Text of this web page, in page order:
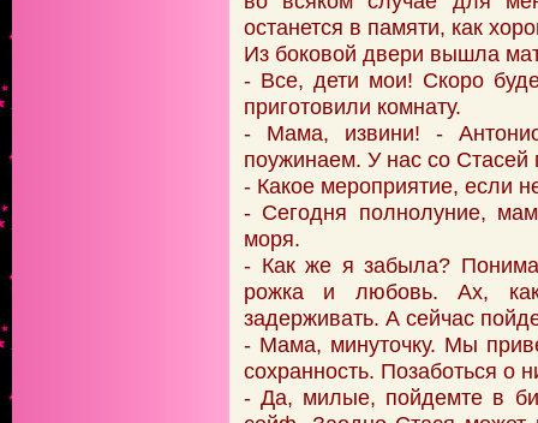
останется в памяти, как
Из боковой двери вышла
- Все, дети мои! Скоро
приготовили комнату.
- Мама, извини! -
поужинаем. У нас со Стасей
- Какое мероприятие, если
- Сегодня полнолуние,
моря.
- Как же я забыла?
рожка и любовь. Ах,
задерживать. А сейчас
- Мама, минуточку. Мы
сохранность. Позаботься о
- Да, милые, пойдемте в